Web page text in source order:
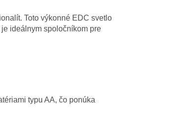
Toto výkonné EDC svetlo
ideálnym spoločníkom pre
typu AA, čo ponúka